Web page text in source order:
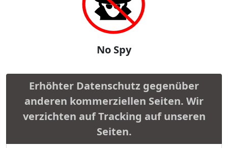
No Spy
Erhöhter Datenschutz gegenüber
anderen kommerziellen Seiten. Wir
verzichten auf Tracking auf unseren
Seiten.